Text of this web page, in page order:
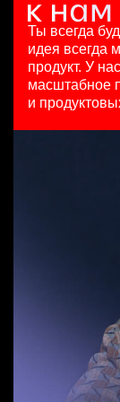
вчера
150000 ₽
Ярославль
125000 -
Ярославль
Менеджер по
бизнеса
сегодня
з/п не указана
Москва
Team Lead
29 июл. 2026
Москва
Ты всегда
идея всегда
продукт. У
масштабное
и